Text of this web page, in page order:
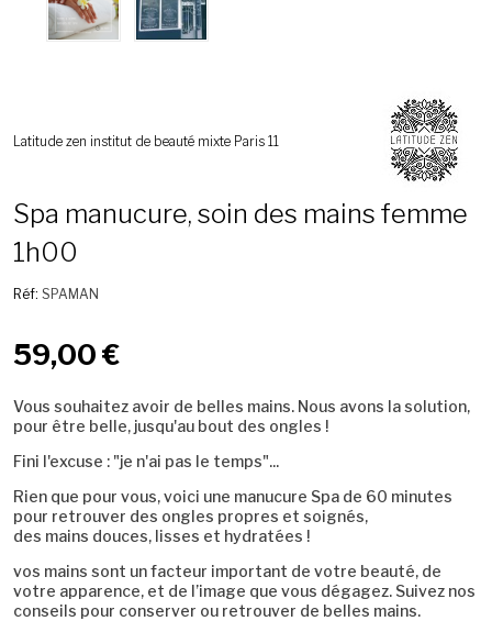
Latitude zen institut de beauté mixte Paris 11
Spa manucure, soin des mains femme
1h00
Réf: SPAMAN
59,00 €
Vous souhaitez avoir de belles mains. Nous avons la solution,
pour être belle, jusqu'au bout des ongles !
Fini l'excuse : "je n'ai pas le temps"...
Rien que pour vous, voici une manucure Spa de 60 minutes
pour retrouver des ongles propres et soignés,
des mains douces, lisses et hydratées !
vos mains sont un facteur important de votre beauté, de
votre apparence, et de l’image que vous dégagez. Suivez nos
conseils pour conserver ou retrouver de belles mains.